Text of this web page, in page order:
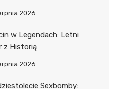
2026
w Legendach: Letni
z Historią
2026
Sexbomby: